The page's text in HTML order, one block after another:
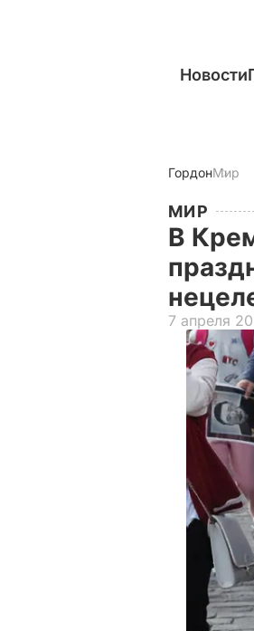
Новости
ГордонМир
МИР
В
7 апреля